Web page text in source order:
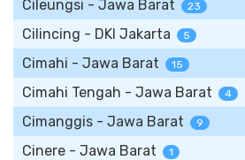
Cileungsi - Jawa Barat 23
Cilincing - DKI Jakarta 5
Cimahi - Jawa Barat 15
Cimahi Tengah - Jawa Barat 4
Cimanggis - Jawa Barat 9
Cinere - Jawa Barat 1